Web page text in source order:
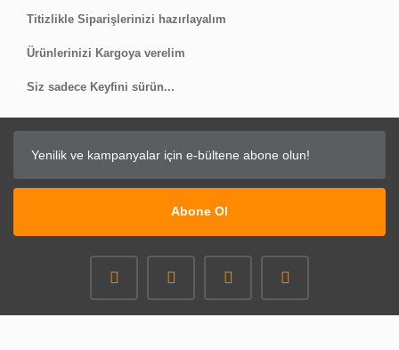
Titizlikle Siparişlerinizi hazırlayalım
Ürünlerinizi Kargoya verelim
Siz sadece Keyfini sürün...
Abone Ol